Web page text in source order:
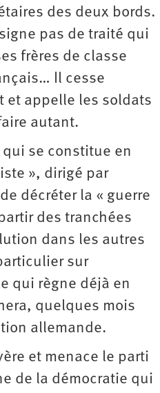
des deux bords.
pas de traité qui
frères de classe
Il cesse
et appelle les soldats
autant.
se constitue en
», dirigé par
décréter la « guerre
des tranchées
dans les autres
sur
qui règne déjà en
quelques mois
allemande.
et menace le parti
de la démocratie qui